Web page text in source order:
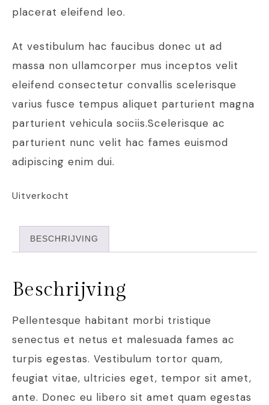
placerat eleifend leo.
At vestibulum hac faucibus donec ut ad
massa non ullamcorper mus inceptos velit
eleifend consectetur convallis scelerisque
varius fusce tempus aliquet parturient magna
parturient vehicula sociis.Scelerisque ac
parturient nunc velit hac fames euismod
adipiscing enim dui.
Uitverkocht
BESCHRIJVING
Beschrijving
Pellentesque habitant morbi tristique
senectus et netus et malesuada fames ac
turpis egestas. Vestibulum tortor quam,
feugiat vitae, ultricies eget, tempor sit amet,
ante. Donec eu libero sit amet quam egestas